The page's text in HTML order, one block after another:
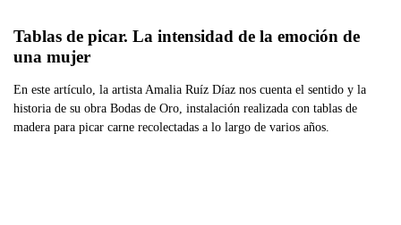
Tablas de picar. La intensidad de la emoción de
una mujer
En este artículo, la artista Amalia Ruíz Díaz nos cuenta el sentido y la
historia de su obra Bodas de Oro, instalación realizada con tablas de
madera para picar carne recolectadas a lo largo de varios años.